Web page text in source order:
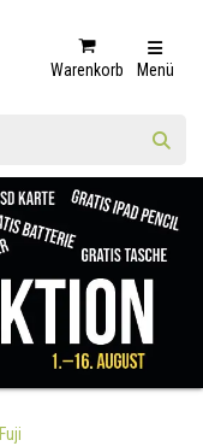
Warenkorb Menü
Fuji